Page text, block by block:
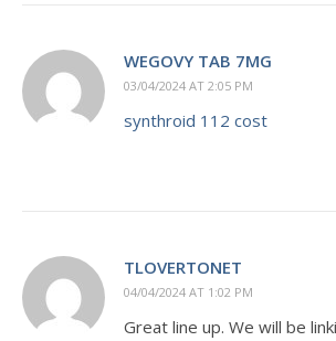
WEGOVY TAB 7MG
03/04/2024 AT 2:05 PM
synthroid 112 cost
TLOVERTONET
04/04/2024 AT 1:02 PM
Great line up. We will be